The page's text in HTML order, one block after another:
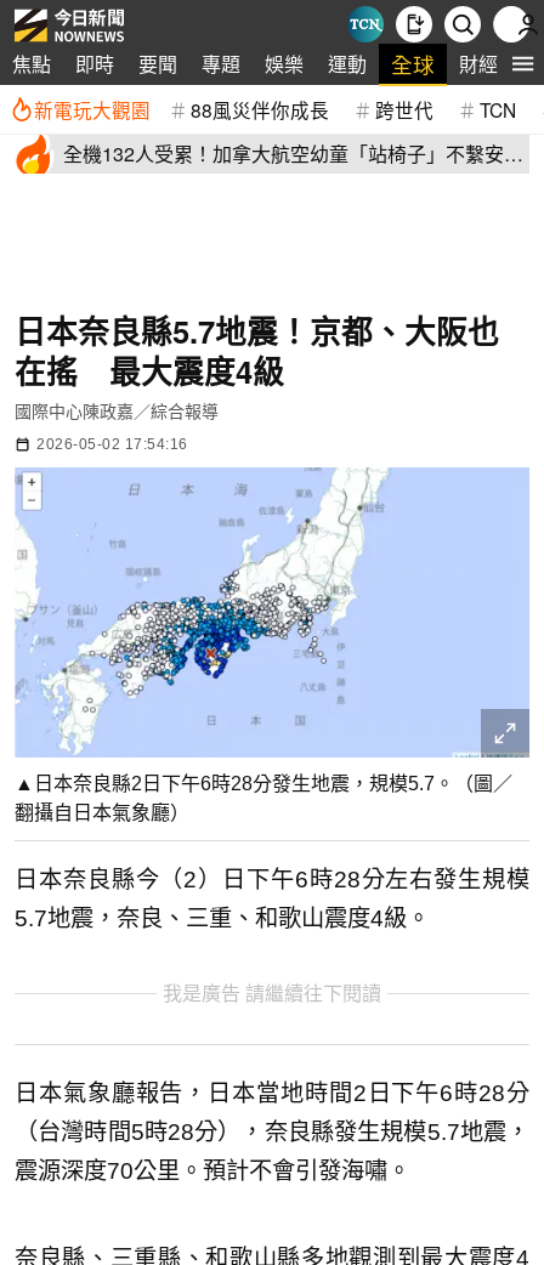
焦點 即時 要聞 專題 娛樂 運動 全球 財經
新電玩大觀園 88風災伴你成長 跨世代 TCN
全機132人受累！加拿大航空幼童「站椅子」不繫安全
日本奈良縣5.7地震！京都、大阪也
在搖 最大震度4級
國際中心陳政嘉／綜合報導
2026-05-02 17:54:16
▲日本奈良縣2日下午6時28分發生地震，規模5.7。（圖／
翻攝自日本氣象廳）
日本奈良縣今（2）日下午6時28分左右發生規模
5.7地震，奈良、三重、和歌山震度4級。
我是廣告 請繼續往下閱讀
日本氣象廳報告，日本當地時間2日下午6時28分
（台灣時間5時28分），奈良縣發生規模5.7地震，
震源深度70公里。預計不會引發海嘯。
奈良縣、三重縣、和歌山縣多地觀測到最大震度4